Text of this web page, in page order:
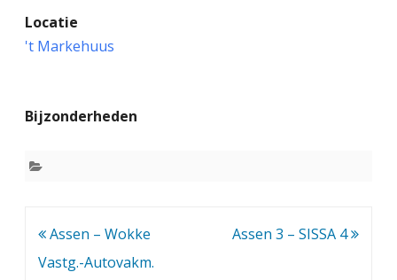
n
a
Locatie
't Markehuus
Bijzonderheden
Bericht
navigatie
Assen – Wokke
Vastg.-Autovakm.
Assen 3 – SISSA 4